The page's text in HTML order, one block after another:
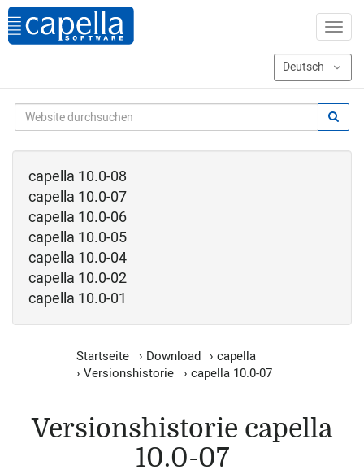
capella 10.0-08
capella 10.0-07
capella 10.0-06
capella 10.0-05
capella 10.0-04
capella 10.0-02
capella 10.0-01
Startseite › Download › capella
› Versionshistorie › capella 10.0-07
Versionshistorie capella
10.0-07